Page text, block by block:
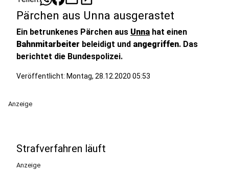
Pärchen aus Unna ausgerastet
Ein betrunkenes Pärchen aus Unna hat einen
Bahnmitarbeiter beleidigt und angegriffen. Das
berichtet die Bundespolizei.
Veröffentlicht: Montag, 28.12.2020 05:53
Anzeige
Strafverfahren läuft
Anzeige